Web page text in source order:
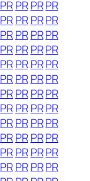
PRPR PRPR
PRPR PRPR
PRPR PRPR
PRPR PRPR
PRPR PRPR
PRPR PRPR
PRPR PRPR
PRPR PRPR
PRPR PRPR
PRPR PRPR
PRPR PRPR
PRPR PRPR